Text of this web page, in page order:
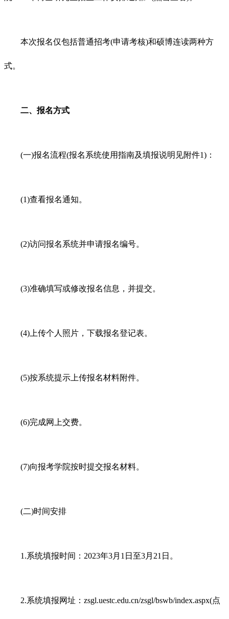
本次报名仅包括普通招考(申请考核)和硕博连读两种方
式。
二、报名方式
(一)报名流程(报名系统使用指南及填报说明见附件1)：
(1)查看报名通知。
(2)访问报名系统并申请报名编号。
(3)准确填写或修改报名信息，并提交。
(4)上传个人照片，下载报名登记表。
(5)按系统提示上传报名材料附件。
(6)完成网上交费。
(7)向报考学院按时提交报名材料。
(二)时间安排
1.系统填报时间：2023年3月1日至3月21日。
2.系统填报网址：zsgl.uestc.edu.cn/zsgl/bswb/index.aspx(点